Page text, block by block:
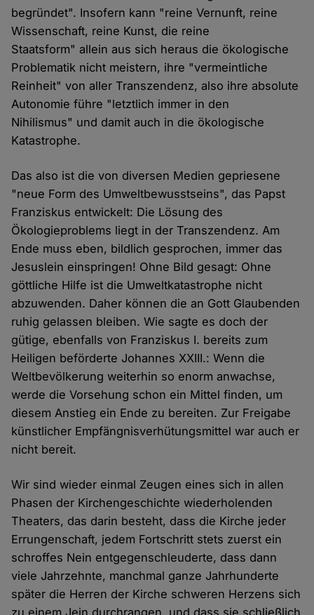
begründet". Insofern kann "reine Vernunft, reine
Wissenschaft, reine Kunst, die reine
Staatsform" allein aus sich heraus die ökologische
Problematik nicht meistern, ihre "vermeintliche
Reinheit" von aller Transzendenz, also ihre absolute
Autonomie führe "letztlich immer in den
Nihilismus" und damit auch in die ökologische
Katastrophe.
Das also ist die von diversen Medien gepriesene
"neue Form des Umweltbewusstseins", das Papst
Franziskus entwickelt: Die Lösung des
Ökologieproblems liegt in der Transzendenz. Am
Ende muss eben, bildlich gesprochen, immer das
Jesuslein einspringen! Ohne Bild gesagt: Ohne
göttliche Hilfe ist die Umweltkatastrophe nicht
abzuwenden. Daher können die an Gott Glaubenden
ruhig gelassen bleiben. Wie sagte es doch der
gütige, ebenfalls von Franziskus I. bereits zum
Heiligen beförderte Johannes XXIII.: Wenn die
Weltbevölkerung weiterhin so enorm anwachse,
werde die Vorsehung schon ein Mittel finden, um
diesem Anstieg ein Ende zu bereiten. Zur Freigabe
künstlicher Empfängnisverhütungsmittel war auch er
nicht bereit.
Wir sind wieder einmal Zeugen eines sich in allen
Phasen der Kirchengeschichte wiederholenden
Theaters, das darin besteht, dass die Kirche jeder
Errungenschaft, jedem Fortschritt stets zuerst ein
schroffes Nein entgegenschleuderte, dass dann
viele Jahrzehnte, manchmal ganze Jahrhunderte
später die Herren der Kirche schweren Herzens sich